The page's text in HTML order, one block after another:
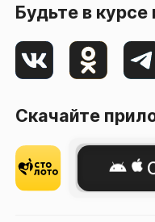
Будьте в курсе
Скачайте